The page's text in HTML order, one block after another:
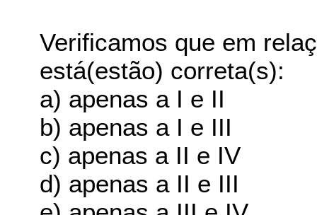
Verificamos que em
está(estão) correta(s):
a) apenas a I e II
b) apenas a I e III
c) apenas a II e IV
d) apenas a II e III